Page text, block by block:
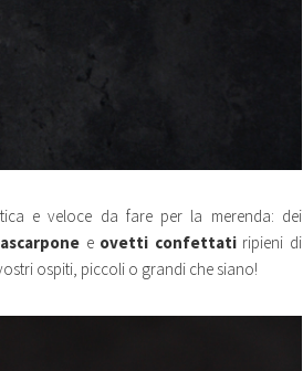
e veloce da fare per la merenda: dei
e ovetti confettatiripieni di
ospiti, piccoli o grandi che siano!